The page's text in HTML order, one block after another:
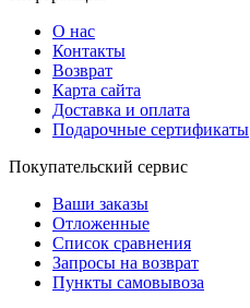
О нас
Контакты
Возврат
Карта сайта
Доставка и оплата
Подарочные сертификаты
Покупательский сервис
Ваши заказы
Отложенные
Список сравнения
Запросы на возврат
Пункты самовывоза